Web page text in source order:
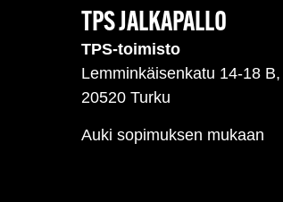
TPS JALKAPALLO
TPS-toimisto
Lemminkäisenkatu 14-18
20520 Turku
Auki sopimuksen mukaan